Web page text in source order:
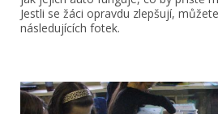
Jestli se žáci opravdu zlepšují,
následujících fotek.